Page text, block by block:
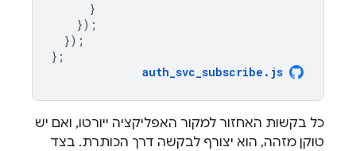
}
});
});
};
auth_svc_subscribe . js
כל בקשות האחזור למקור האפליקציה ייורטו, ואם יש
טוקן מזהה, הוא יצורף לבקשה דרך הכותרת. בצד